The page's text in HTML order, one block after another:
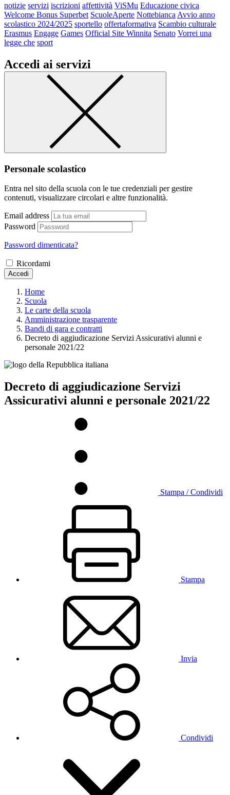
notizie servizi iscrizioni affettività ViSMu Educazione civica
Welcome Bonus Superbet ScuoleAperte Nottebianca Avvio anno
scolastico 2024/2025 sportello offertaformativa Scambio culturale
Erasmus Engage Games Official Site Winnita Senato Vorrei una
legge che sport
Accedi ai servizi
Personale scolastico
Entra nel sito della scuola con le tue credenziali per gestire
contenuti, visualizzare circolari e altre funzionalità.
Email address
Password
Password dimenticata?
Ricordami
Accedi
Home
Scuola
Le carte della scuola
Amministrazione trasparente
Bandi di gara e contratti
Decreto di aggiudicazione Servizi Assicurativi alunni e
personale 2021/22
Decreto di aggiudicazione Servizi
Assicurativi alunni e personale 2021/22
Stampa / Condividi
Stampa
Invia
Condividi